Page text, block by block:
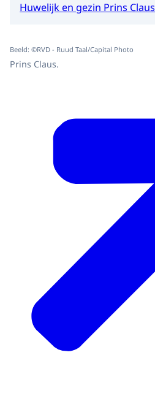
Huwelijk en gezin Prins Claus
Beeld: ©RVD - Ruud Taal/Capital Photo
Prins Claus.